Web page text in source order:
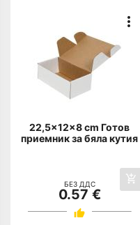
22,5x12x8 cm Готов
приемник за бяла кутия
БЕЗ ДДС
0.57 €